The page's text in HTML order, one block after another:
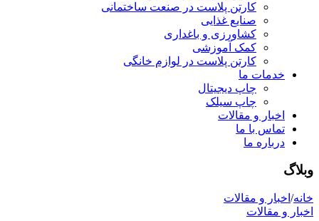
کارتن پلاست در صنعت ساختمانی
صنایع غذایی
کشاورزی و باغداری
کمک آموزشی
کارتن پلاست در لوازم خانگی
خدمات ما
چاپ دیجیتال
چاپ سیلک
اخبار و مقالات
تماس با ما
درباره ما
وبلاگ
خانه/ اخبار و مقالات
اخبار و مقالات